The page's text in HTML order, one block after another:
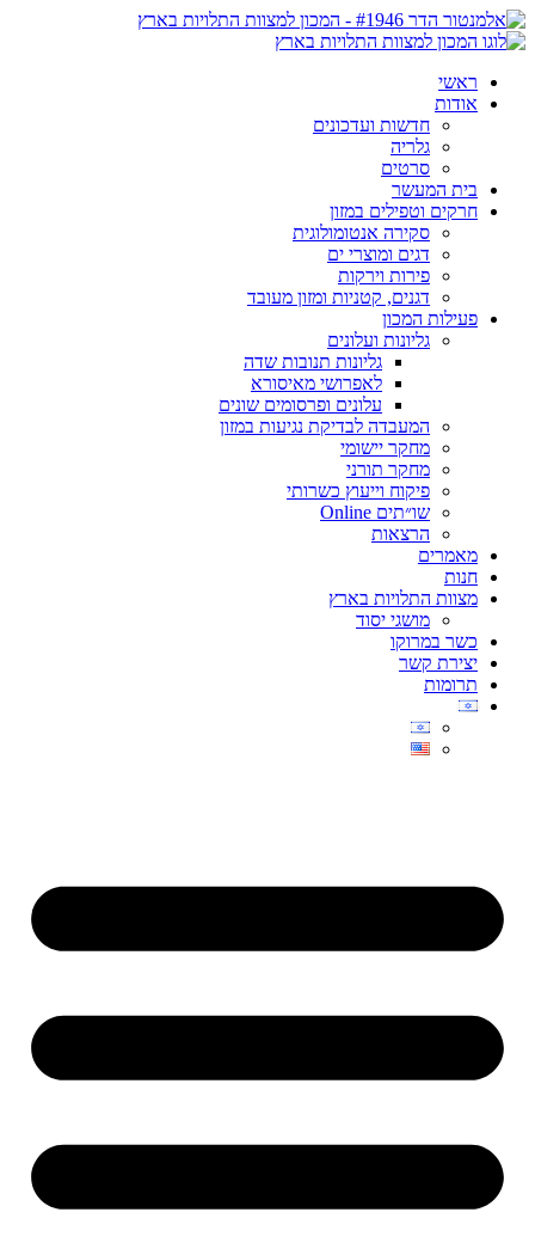
ראשי
אודות
חדשות ועדכונים
גלריה
סרטים
בית המעשר
חרקים וטפילים במזון
סקירה אנטומולוגית
דגים ומוצרי ים
פירות וירקות
דגנים, קטניות ומזון מעובד
פעילות המכון
גליונות ועלונים
גליונות תנובות שדה
לאפרושי מאיסורא
עלונים ופרסומים שונים
המעבדה לבדיקת נגיעות במזון
מחקר יישומי
מחקר תורני
פיקוח וייעוץ כשרותי
שו״תים Online
הרצאות
מאמרים
חנות
מצוות התלויות בארץ
מושגי יסוד
כשר במרוקו
יצירת קשר
תרומות